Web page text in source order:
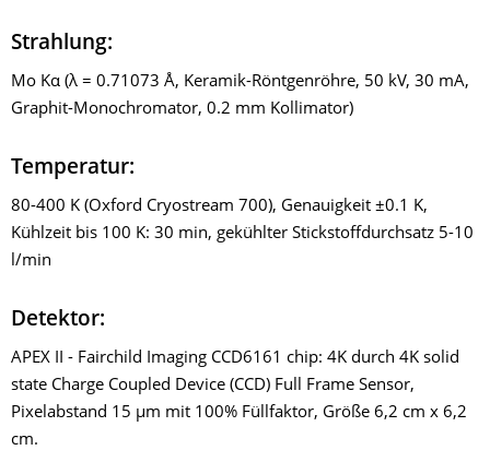
Strahlung:
Mo Kα (λ = 0.71073 Å, Keramik-Röntgenröhre, 50 kV, 30 mA,
Graphit-Monochromator, 0.2 mm Kollimator)
Temperatur:
80-400 K (Oxford Cryostream 700), Genauigkeit ±0.1 K,
Kühlzeit bis 100 K: 30 min, gekühlter Stickstoffdurchsatz 5-10
l/min
Detektor:
APEX II - Fairchild Imaging CCD6161 chip: 4K durch 4K solid
state Charge Coupled Device (CCD) Full Frame Sensor,
Pixelabstand 15 µm mit 100% Füllfaktor, Größe 6,2 cm x 6,2
cm.